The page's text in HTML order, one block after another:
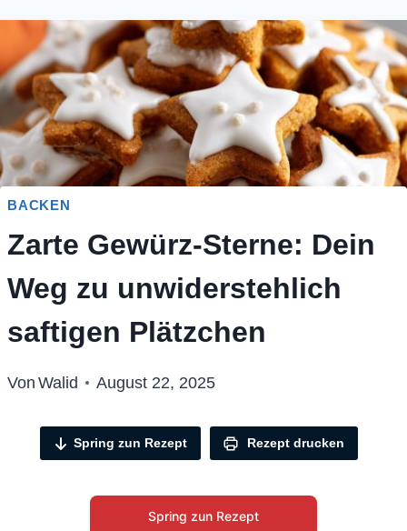
BACKEN
Zarte Gewürz-Sterne: Dein
Weg zu unwiderstehlich
saftigen Plätzchen
Von Walid August 22, 2025
Spring zun Rezept Rezept drucken
Spring zun Rezept